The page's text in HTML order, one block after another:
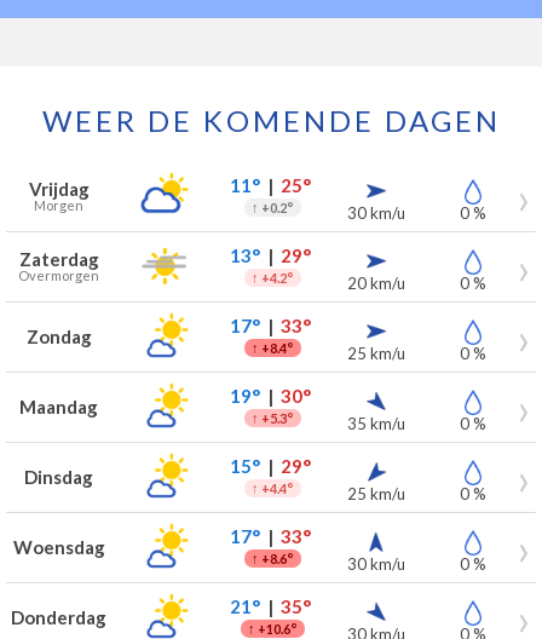
WEER DE KOMENDE DAGEN
Weersverwachting voor Wortegem-Petegem voor de komende 7
Dag Weer Temperaturen Wind Neerslag
Vrijdag
Morgen
11°| 25°
↑ +0.2° 30 km/u 0 %
Zaterdag
Overmorgen
13°| 29°
↑ +4.2° 20 km/u 0 %
Zondag 17°| 33°
↑ +8.4° 25 km/u 0 %
Maandag 19°| 30°
↑ +5.3° 35 km/u 0 %
Dinsdag 15°| 29°
↑ +4.4° 25 km/u 0 %
Woensdag 17°| 33°
↑ +8.6° 30 km/u 0 %
Donderdag 21°| 35°
↑ +10.6° 30 km/u 0 %